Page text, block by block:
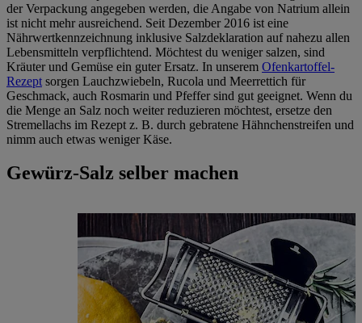
der Verpackung angegeben werden, die Angabe von Natrium allein
ist nicht mehr ausreichend. Seit Dezember 2016 ist eine
Nährwertkennzeichnung inklusive Salzdeklaration auf nahezu allen
Lebensmitteln verpflichtend. Möchtest du weniger salzen, sind
Kräuter und Gemüse ein guter Ersatz. In unserem Ofenkartoffel-
Rezept sorgen Lauchzwiebeln, Rucola und Meerrettich für
Geschmack, auch Rosmarin und Pfeffer sind gut geeignet. Wenn du
die Menge an Salz noch weiter reduzieren möchtest, ersetze den
Stremellachs im Rezept z. B. durch gebratene Hähnchenstreifen und
nimm auch etwas weniger Käse.
Gewürz-Salz selber machen